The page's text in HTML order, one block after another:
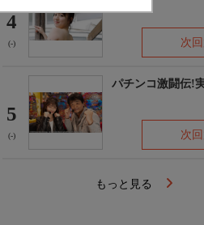
4
(-) 次
5
(-)
パチンコ激闘伝!
次
もっと見る